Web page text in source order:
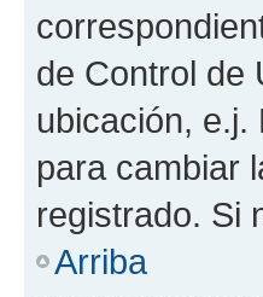
de Control de
ubicación, e.j.
para cambiar
registrado. Si
Arriba